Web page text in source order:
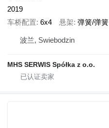
2019
车桥配置 6x4 悬架 弹簧/弹簧
波兰, Swiebodzin
MHS SERWIS Spółka z o.o.